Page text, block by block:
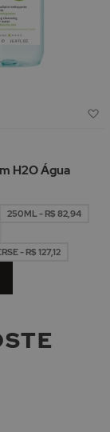
H2O Água
250ML - R$ 82,94
- R$ 127,12